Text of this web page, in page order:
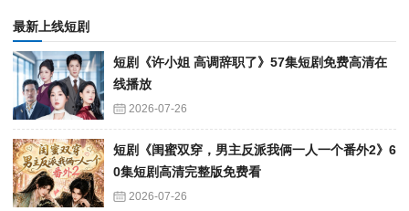
最新上线短剧
短剧《许小姐 高调辞职了》57集短剧免费高清在
线播放
2026-07-26
短剧《闺蜜双穿，男主反派我俩一人一个番外2》6
0集短剧高清完整版免费看
2026-07-26